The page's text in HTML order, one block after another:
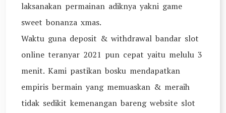
laksanakan permainan adiknya yakni game
sweet bonanza xmas.
Waktu guna deposit & withdrawal bandar slot
online teranyar 2021 pun cepat yaitu melulu 3
menit. Kami pastikan bosku mendapatkan
empiris bermain yang memuaskan & meraih
tidak sedikit kemenangan bareng website slot